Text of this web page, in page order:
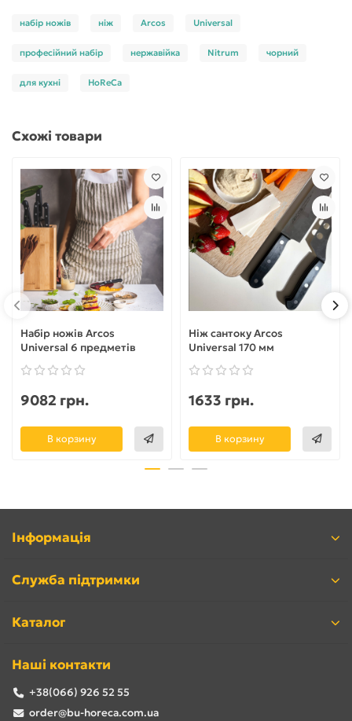
набір ножів ніж Arcos Universal
професійний набір нержавійка Nitrum чорний
для кухні HoReCa
Схожі товари
Набір ножів Arcos
Universal 6 предметів
9082 грн.
В корзину
Ніж сантоку Arcos
Universal 170 мм
1633 грн.
В корзину
Інформація
Служба підтримки
Каталог
Наші контакти
+38(066) 926 52 55
order@bu-horeca.com.ua